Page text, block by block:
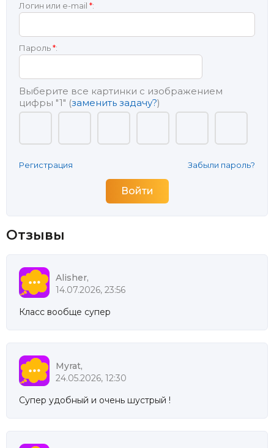
Логин или e-mail *:
Пароль*:
Выберите все картинки с изображением
цифры "1" (заменить задачу?)
Регистрация Забыли пароль?
Отзывы
Alisher,
14.07.2026, 23:56
Класс вообще супер
Myrat,
24.05.2026, 12:30
Супер удобный и очень шустрый !